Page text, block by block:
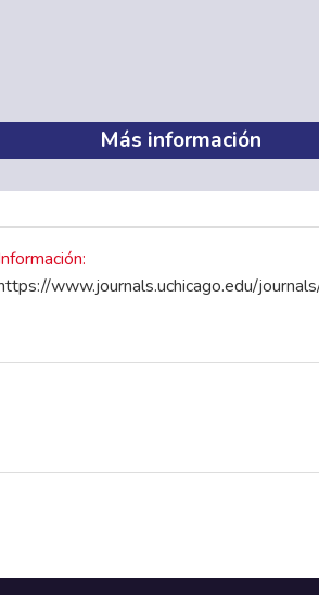
Más información
www.journals.uchicago.edu/